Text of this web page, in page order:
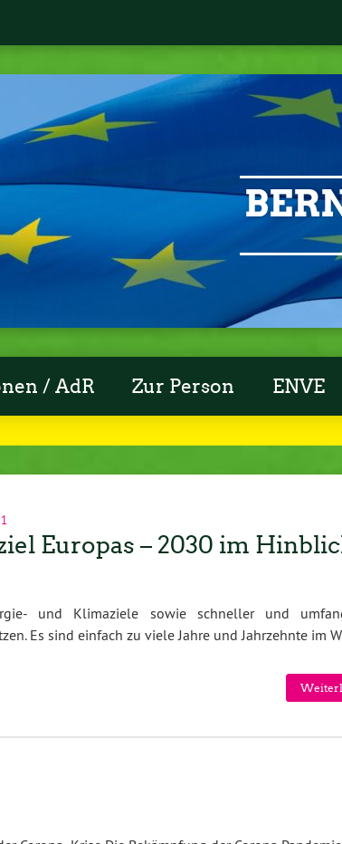
/ AdR Zur Person ENVE
Europas – 2030 im
und Klimaziele sowie schneller und
Es sind einfach zu viele Jahre und Jahrzehnte im